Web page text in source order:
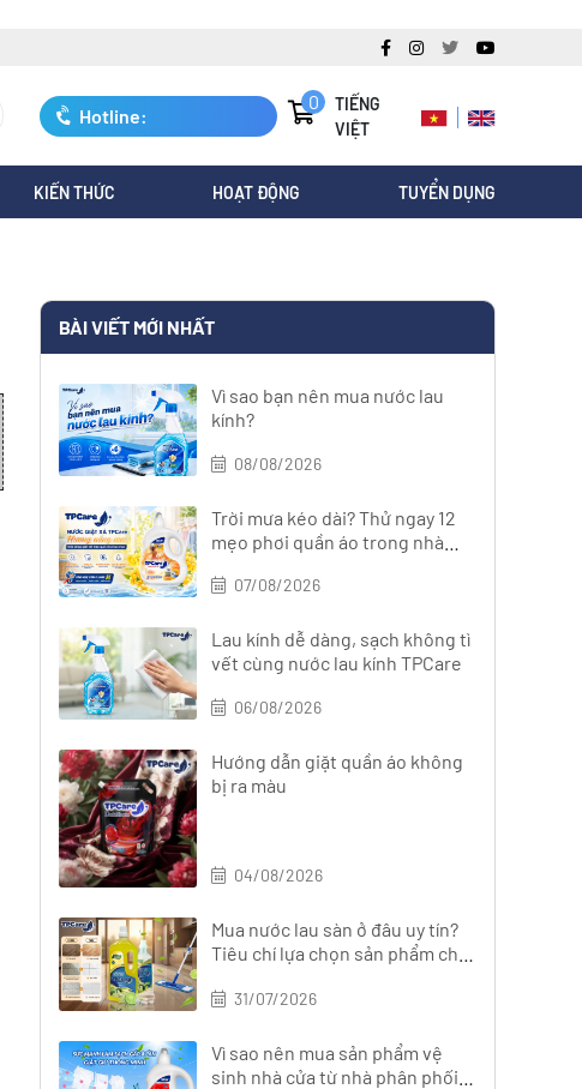
Hotline:
0247.3088.845
0
TIẾNG
VIỆT
KIẾN THỨC HOẠT ĐỘNG TUYỂN DỤNG
BÀI VIẾT MỚI NHẤT
Vì sao bạn nên mua nước lau
kính?
08/08/2026
Trời mưa kéo dài? Thử ngay 12
mẹo phơi quần áo trong nhà
07/08/2026
Lau kính dễ dàng, sạch không tì
vết cùng nước lau kính TPCare
06/08/2026
Hướng dẫn giặt quần áo không
bị ra màu
04/08/2026
Mua nước lau sàn ở đâu uy tín?
Tiêu chí lựa chọn sản phẩm chất
31/07/2026
Vì sao nên mua sản phẩm vệ
sinh nhà cửa từ nhà phân phối